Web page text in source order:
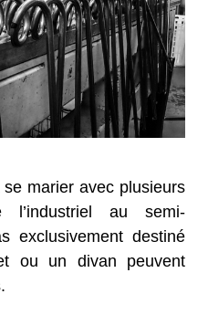
marier avec plusieurs
l’industriel au semi-
exclusivement destiné
ou un divan peuvent